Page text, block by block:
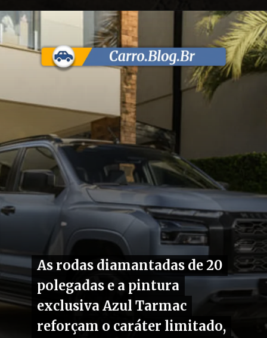
https://carro.blog.br/mitsubishi-triton-tarmac-e-uma-versao-inspirada-na-picape-triton-katana-so-que-4x2-para-competir-com-a-ford-ranger-black.html?tipo=amp
As rodas diamantadas de 20
polegadas e a pintura
exclusiva Azul Tarmac
reforçam o caráter limitado,
As rodas diamantadas de 20
polegadas e a pintura
exclusiva Azul Tarmac
reforçam o caráter limitado,